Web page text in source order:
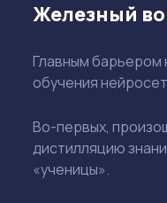
Железный
Главным барьером
обучения
Во-первых,
дистилляцию
«ученицы».